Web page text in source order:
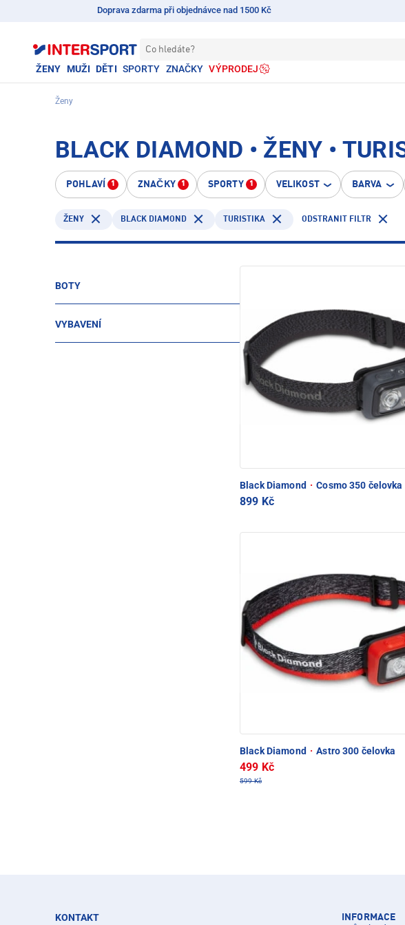
Doprava zdarma při objednávce nad 1500 Kč
Co hledáte?
ŽENY MUŽI DĚTI SPORTY ZNAČKY VÝPRODEJ
Ženy
BLACK DIAMOND • ŽENY •
POHLAVÍ 1 ZNAČKY 1 SPORTY 1 VELIKOST BARVA
ŽENY BLACK DIAMOND TURISTIKA ODSTRANIT FILTR
BOTY
VYBAVENÍ
Black Diamond · Cosmo 350 čelovka
899 Kč
Black Diamond · Astro 300 čelovka
499 Kč
599 Kč
KONTAKT
INFORMACE